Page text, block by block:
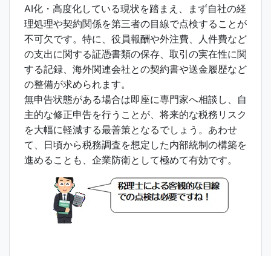
AI化・高度化している現状を踏まえ、まず自社の経
理処理や契約関係を第三者の目線で点検することが
不可欠です。特に、役員報酬や外注費、人件費など
の支出に関する証憑書類の保存、取引の実在性に関
する記録、海外関連会社との契約書や送金履歴など
の整備が求められます。
無申告状態がある場合は即座に専門家へ相談し、自
主的な修正申告を行うことが、将来的な税務リスク
を大幅に軽減する最善策となるでしょう。あわせ
て、日頃から税務調査を想定した内部統制の構築を
進めることも、企業防衛として極めて有効です。